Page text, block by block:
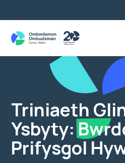
Triniaeth
Ysbyty:
Prifysgol